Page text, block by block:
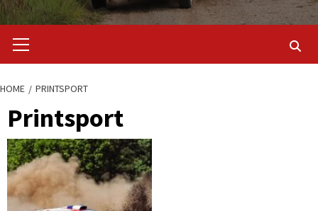
Menu
HOME PRINTSPORT
Printsport